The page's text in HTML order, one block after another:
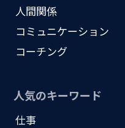
人間関係
コミュニケーション
コーチング
人気のキーワード
仕事